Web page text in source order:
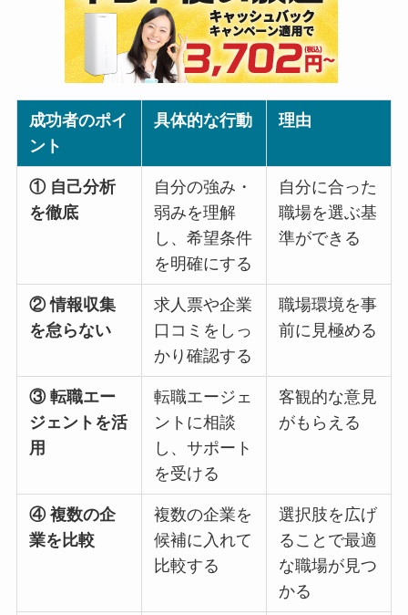
成功者のポイ
ント
具体的な行動 理由
① 自己分析
を徹底
自分の強み・
弱みを理解
し、希望条件
を明確にする
自分に合った
職場を選ぶ基
準ができる
② 情報収集
を怠らない
求人票や企業
口コミをしっ
かり確認する
職場環境を事
前に見極める
③ 転職エー
ジェントを活
用
転職エージェ
ントに相談
し、サポート
を受ける
客観的な意見
がもらえる
④ 複数の企
業を比較
複数の企業を
候補に入れて
比較する
選択肢を広げ
ることで最適
な職場が見つ
かる